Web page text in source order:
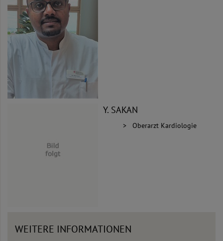
Y. SAKAN
Oberarzt Kardiologie
WEITERE INFORMATIONEN